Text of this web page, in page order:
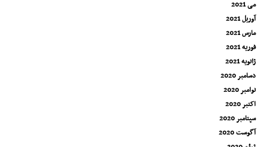
می 2021
آوریل 2021
مارس 2021
فوریه 2021
ژانویه 2021
دسامبر 2020
نوامبر 2020
اکتبر 2020
سپتامبر 2020
آگوست 2020